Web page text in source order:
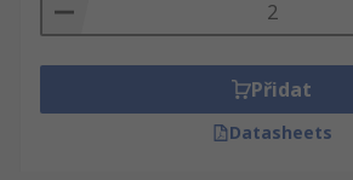
Přidat
Datasheets